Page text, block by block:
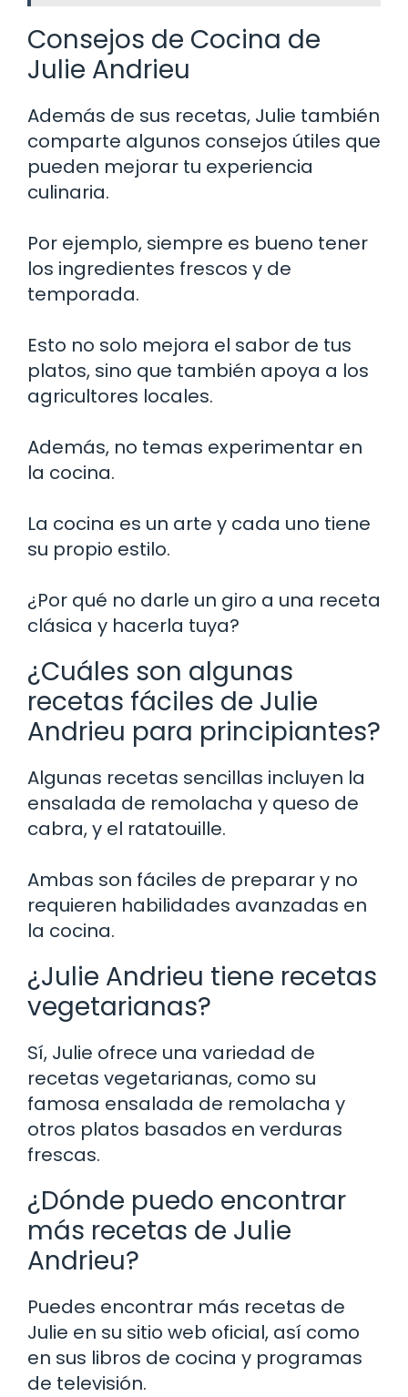
Consejos de Cocina de
Julie Andrieu
Además de sus recetas, Julie también
comparte algunos consejos útiles que
pueden mejorar tu experiencia
culinaria.
Por ejemplo, siempre es bueno tener
los ingredientes frescos y de
temporada.
Esto no solo mejora el sabor de tus
platos, sino que también apoya a los
agricultores locales.
Además, no temas experimentar en
la cocina.
La cocina es un arte y cada uno tiene
su propio estilo.
¿Por qué no darle un giro a una receta
clásica y hacerla tuya?
¿Cuáles son algunas
recetas fáciles de Julie
Andrieu para principiantes?
Algunas recetas sencillas incluyen la
ensalada de remolacha y queso de
cabra, y el ratatouille.
Ambas son fáciles de preparar y no
requieren habilidades avanzadas en
la cocina.
¿Julie Andrieu tiene recetas
vegetarianas?
Sí, Julie ofrece una variedad de
recetas vegetarianas, como su
famosa ensalada de remolacha y
otros platos basados en verduras
frescas.
¿Dónde puedo encontrar
más recetas de Julie
Andrieu?
Puedes encontrar más recetas de
Julie en su sitio web oficial, así como
en sus libros de cocina y programas
de televisión.